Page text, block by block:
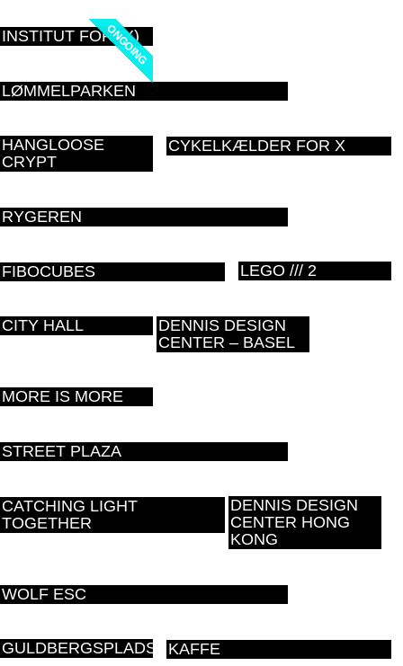
ONGOING
ONGOING
INSTITUT FOR (X)
LØMMELPARKEN
HANGLOOSE
CRYPT
CYKELKÆLDER FOR X
RYGEREN
FIBOCUBES LEGO /// 2
CITY HALL
DENNIS DESIGN
CENTER – BASEL
MORE IS MORE
STREET PLAZA
CATCHING LIGHT
TOGETHER
DENNIS DESIGN
CENTER HONG
KONG
WOLF ESC
GULDBERGSPLADS KAFFE